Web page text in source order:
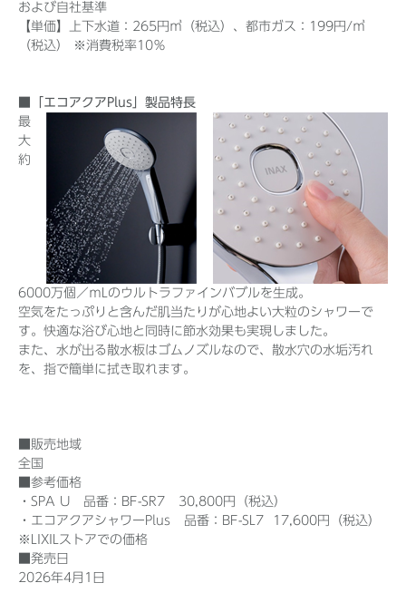
および自社基準
【単価】上下水道：265円㎥（税込）、都市ガス：199円/㎥
（税込） ※消費税率10％
■「エコアクアPlus」製品特長
最
大
約
6000万個／ｍLのウルトラファインバブルを生成。
空気をたっぷりと含んだ肌当たりが心地よい大粒のシャワーで
す。快適な浴び心地と同時に節水効果も実現しました。
また、水が出る散水板はゴムノズルなので、散水穴の水垢汚れ
を、指で簡単に拭き取れます。
■販売地域
全国
■参考価格
・SPA U 品番：BF-SR7 30,800円（税込）
・エコアクアシャワーPlus 品番：BF-SL7 17,600円（税込）
※LIXILストアでの価格
■発売日
2026年4月1日